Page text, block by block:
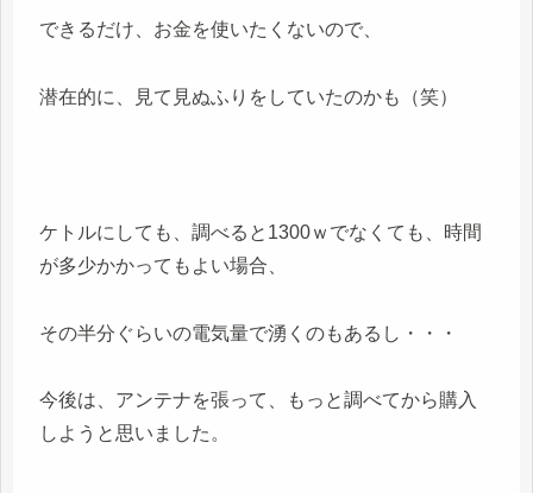
できるだけ、お金を使いたくないので、
潜在的に、見て見ぬふりをしていたのかも（笑）
ケトルにしても、調べると1300ｗでなくても、時間
が多少かかってもよい場合、
その半分ぐらいの電気量で湧くのもあるし・・・
今後は、アンテナを張って、もっと調べてから購入
しようと思いました。